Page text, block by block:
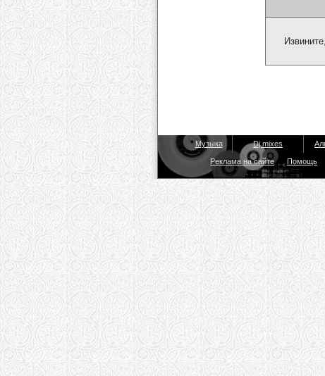
Музыка Dj mixes
Реклама на сайте Помощь